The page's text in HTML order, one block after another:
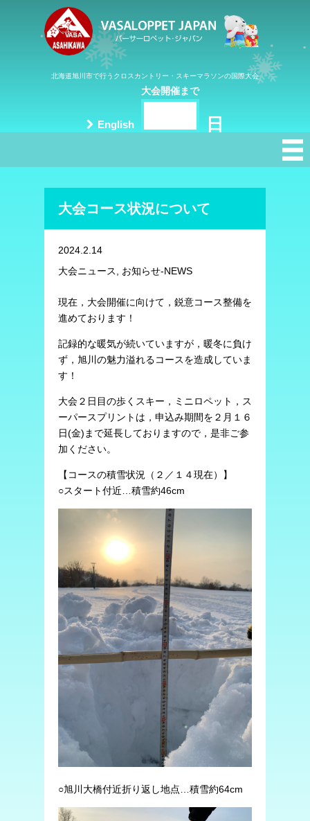
北海道旭川市で行うクロスカントリー・スキーマラソンの国際大会
English
大会開催まで
日
大会コース状況について
2024.2.14
大会ニュース, お知らせ-NEWS
現在，大会開催に向けて，鋭意コース整備を
進めております！
記録的な暖気が続いていますが，暖冬に負け
ず，旭川の魅力溢れるコースを造成していま
す！
大会２日目の歩くスキー，ミニロペット，ス
ーパースプリントは，申込み期間を２月１６
日(金)まで延長しておりますので，是非ご参
加ください。
【コースの積雪状況（２／１４現在）】
○スタート付近…積雪約46cm
○旭川大橋付近折り返し地点…積雪約64cm